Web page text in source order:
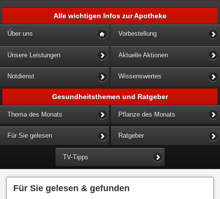
Alle wichtigen Infos zur Apotheke
Über uns Vorbestellung
Unsere Leistungen Aktuelle Aktionen
Notdienst Wissenswertes
Gesundheitsthemen und Ratgeber
Thema des Monats Pflanze des Monats
Für Sie gelesen Ratgeber
TV-Tipps
Für Sie gelesen & gefunden